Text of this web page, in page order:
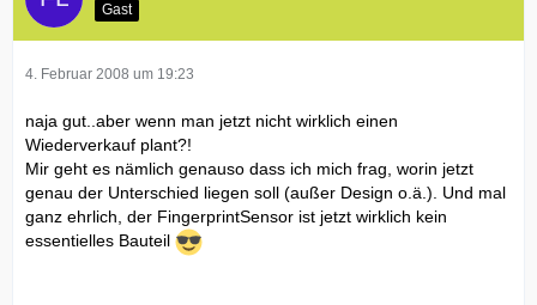
Gast
4. Februar 2008 um 19:23
naja gut..aber wenn man jetzt nicht wirklich einen
Wiederverkauf plant?!
Mir geht es nämlich genauso dass ich mich frag, worin jetzt
genau der Unterschied liegen soll (außer Design o.ä.). Und mal
ganz ehrlich, der FingerprintSensor ist jetzt wirklich kein
essentielles Bauteil